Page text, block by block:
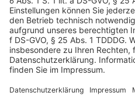
AGB Datenschutz
Sicherheitshinweis